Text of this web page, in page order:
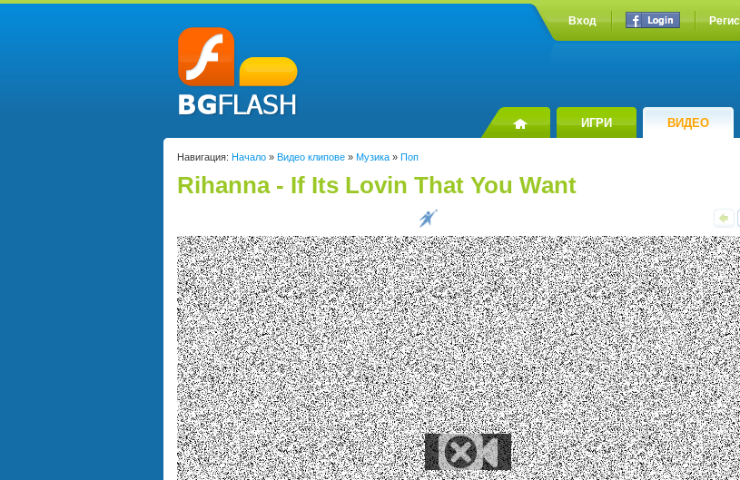
Вход
ИГРИ ВИДЕО
Навигация: Начало» Видео клипове» Музика» Поп
Rihanna - If Its Lovin That You Want